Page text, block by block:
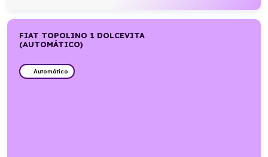
FIAT TOPOLINO 1 DOLCEVITA
(AUTOMÁTICO)
Automático